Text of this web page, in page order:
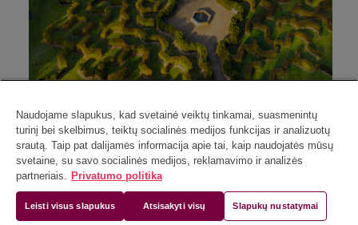
Naudojame slapukus, kad svetainė veiktų tinkamai, suasmenintų
turinį bei skelbimus, teiktų socialinės medijos funkcijas ir analizuotų
srautą. Taip pat dalijamės informacija apie tai, kaip naudojatės mūsų
svetaine, su savo socialinės medijos, reklamavimo ir analizės
partneriais. Privatumo politika
Leisti visus slapukus Atsisakyti visų Slapukų nustatymai